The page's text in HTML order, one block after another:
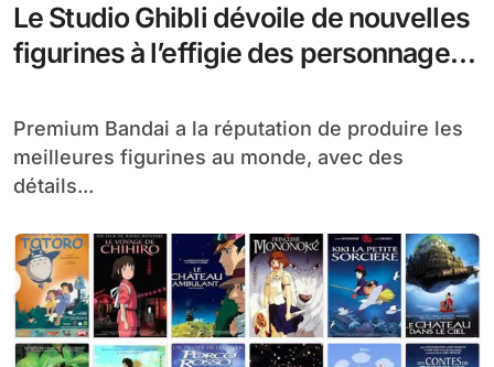
Le Studio Ghibli dévoile de nouvelles
figurines à l’effigie des personnages
Premium Bandai a la réputation de produire les
meilleures figurines au monde, avec des
détails...